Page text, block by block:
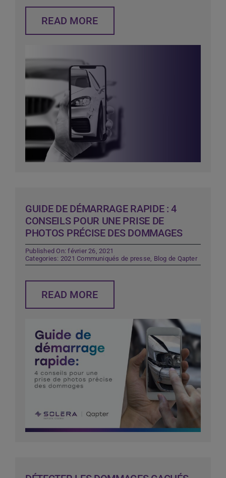
READ MORE
GUIDE DE DÉMARRAGE RAPIDE : 4
CONSEILS POUR UNE PRISE DE
PHOTOS PRÉCISE DES DOMMAGES
Published On: février 26, 2021
Categories: 2021 Communiqués de presse Blog de Qapter
READ MORE